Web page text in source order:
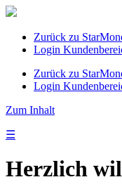
Zurück zu
Login
Zurück zu
Login
Zum Inhalt
☰
Herzlich